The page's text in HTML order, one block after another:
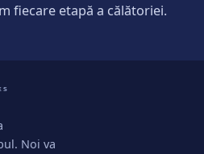
fiecare etapă a călătoriei.
Noi va